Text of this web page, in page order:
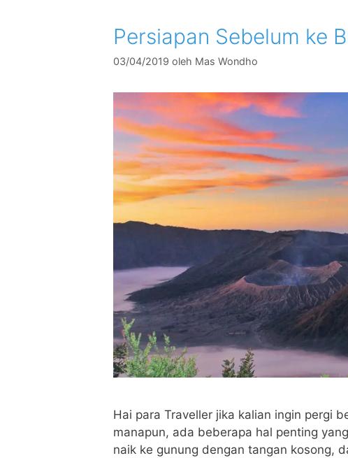
Persiapan Sebelum ke
03/04/2019 oleh Mas Wondho
Hai para Traveller jika kalian ingin pergi
manapun, ada beberapa hal penting
naik ke gunung dengan tangan kosong,